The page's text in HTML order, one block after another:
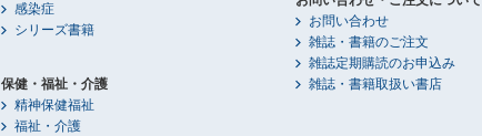
感染症
シリーズ書籍
保健・福祉・介護
精神保健福祉
福祉・介護
お問い合わせ
雑誌・書籍のご注文
雑誌定期購読のお申込み
雑誌・書籍取扱い書店